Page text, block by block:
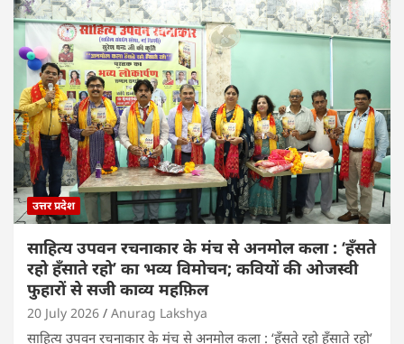
उत्तर प्रदेश
साहित्य उपवन रचनाकार के मंच से अनमोल कला : ‘हॅंसते
रहो हॅंसाते रहो’ का भव्य विमोचन; कवियों की ओजस्वी
फुहारों से सजी काव्य महफ़िल
20 July 2026 Anurag Lakshya
साहित्य उपवन रचनाकार के मंच से अनमोल कला : ‘हॅंसते रहो हॅंसाते रहो’